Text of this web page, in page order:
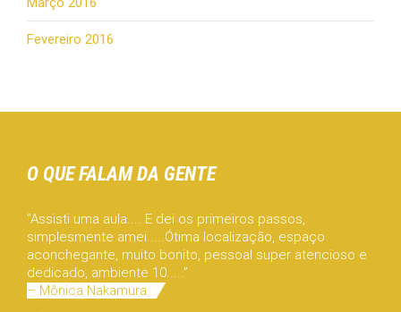
Fevereiro 2016
O QUE FALAM DA GENTE
“Assisti uma aula.... E dei os primeiros passos,
simplesmente amei.....Ótima localização, espaço
aconchegante, muito bonito, pessoal super atencioso e
dedicado, ambiente 10.....”
– Mônica Nakamura